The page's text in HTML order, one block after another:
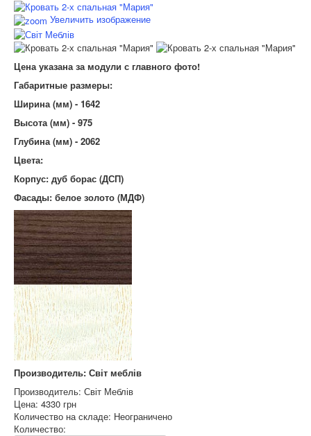
Увеличить изображение
Цена указана за модули с главного фото!
Габаритные размеры:
Ширина (мм) - 1642
Высота (мм) - 975
Глубина (мм) - 2062
Цвета:
Корпус: дуб борас (ДСП)
Фасады: белое золото (МДФ)
Производитель: Світ меблів
Производитель: Світ Меблів
Цена: 4330 грн
Количество на складе: Неограничено
Количество: